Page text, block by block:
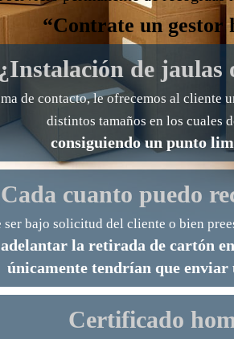
“Contrate un gestor
¿Instalación de jaulas
de contacto, le ofrecemos al cliente
distintos tamaños en los cuales
consiguiendo un punto
cuanto puedo
bajo solicitud del cliente o bien
adelantar la retirada de cartón
únicamente tendrían que enviar
Certificado